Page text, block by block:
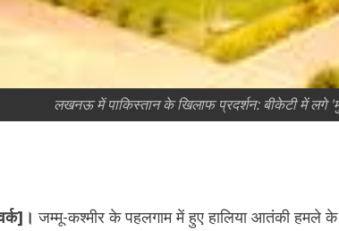
लखनऊ में पाकिस्तान के खिलाफ प्रदर्शन: बीकेटी में लगे
जम्मू-कश्मीर के पहलगाम में हुए हालिया आतंकी हमले